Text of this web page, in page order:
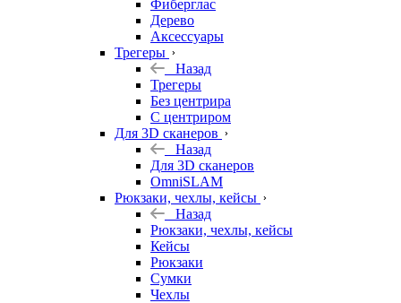
Фиберглас
Дерево
Аксессуары
Трегеры
Назад
Трегеры
Без центрира
С центриром
Для 3D сканеров
Назад
Для 3D сканеров
OmniSLAM
Рюкзаки, чехлы, кейсы
Назад
Рюкзаки, чехлы, кейсы
Кейсы
Рюкзаки
Сумки
Чехлы